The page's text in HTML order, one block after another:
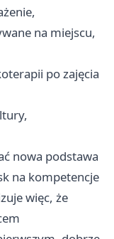
na miejscu,
po zajęcia
nowa podstawa
na kompetencje
więc, że